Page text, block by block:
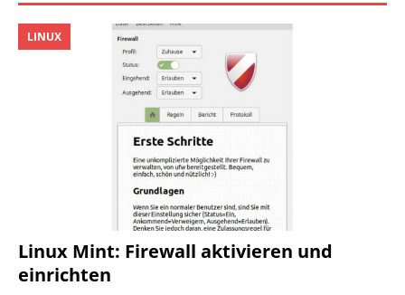
Linux Mint: Firewall aktivieren und
einrichten
LINUX